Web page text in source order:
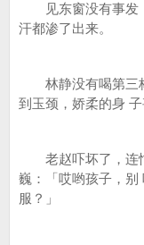
见东窗没有事发，
汗都渗了出来。
林静没有喝第三杯
到玉颈，娇柔的身
老赵吓坏了，连忙
巍：「哎哟孩子，别
服？」